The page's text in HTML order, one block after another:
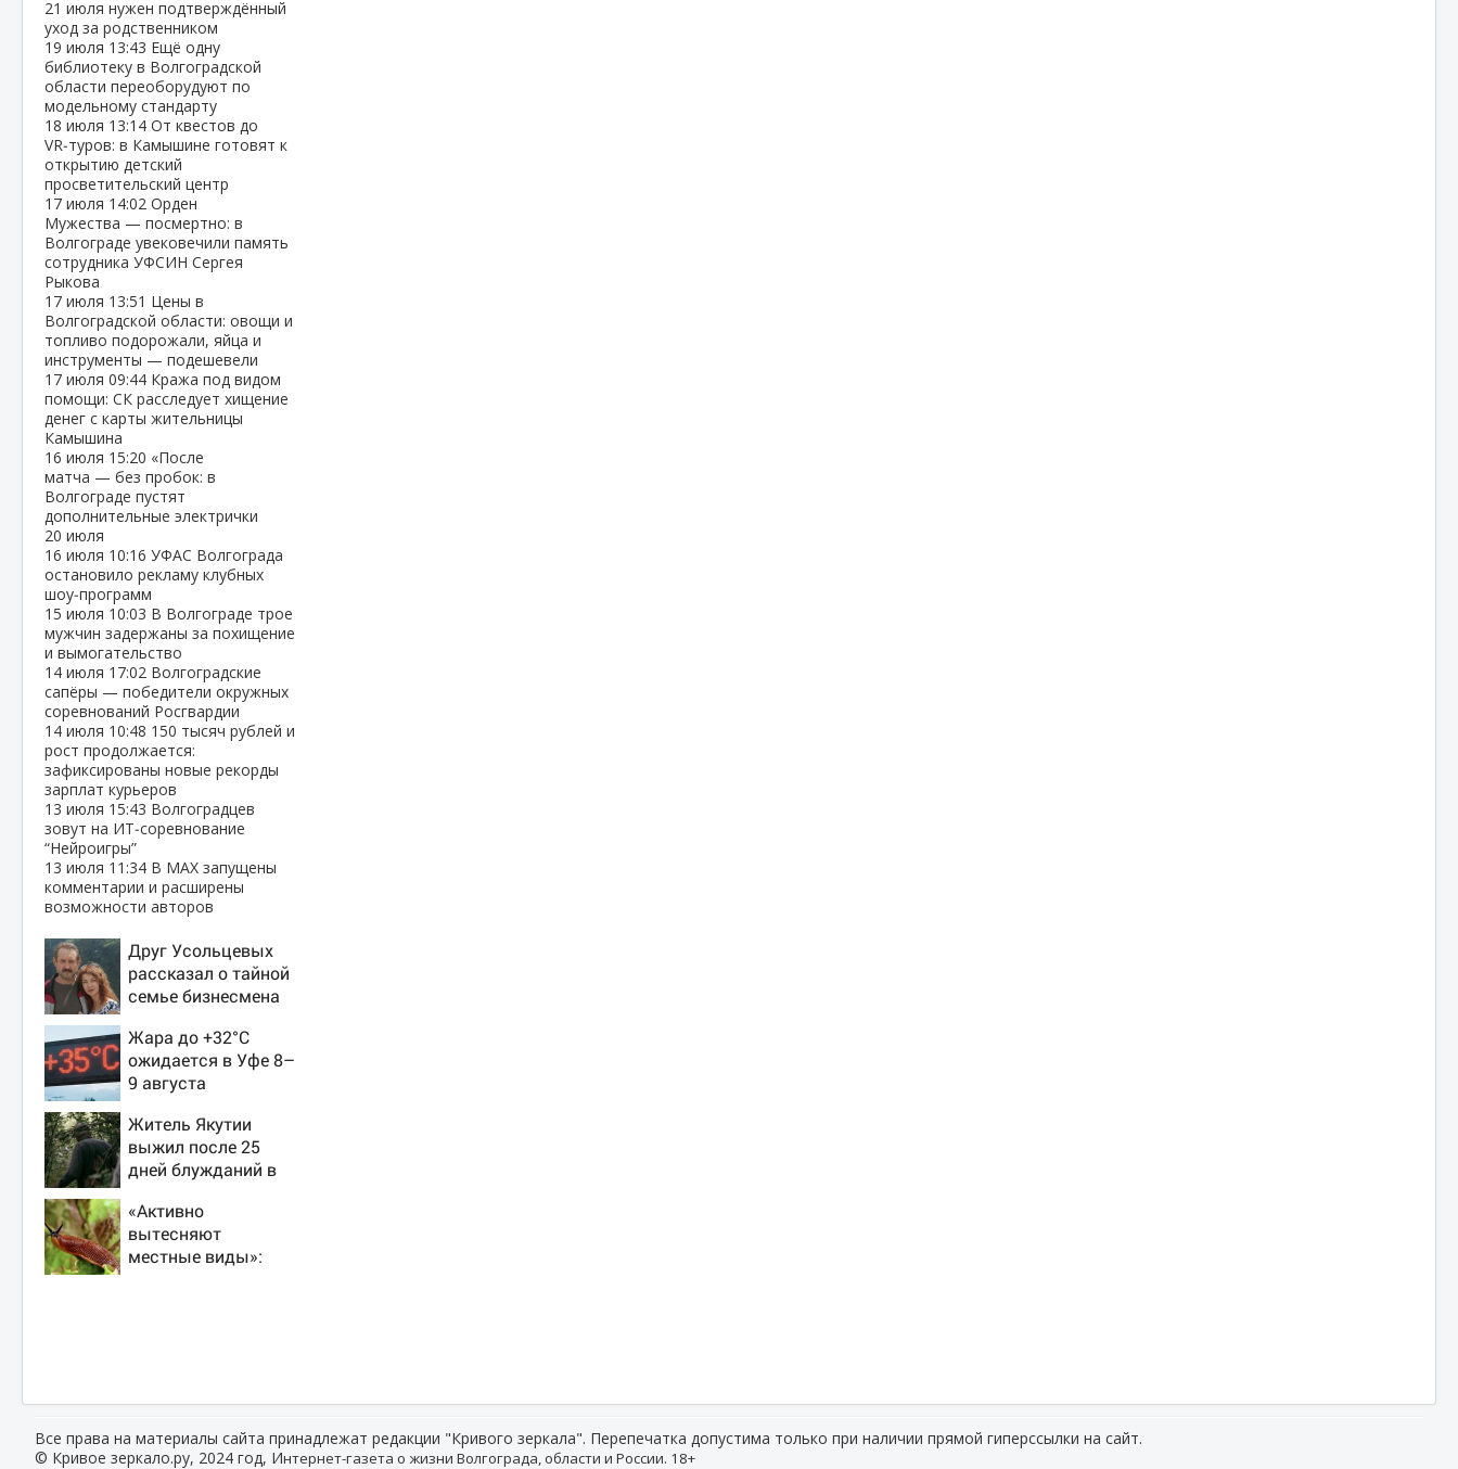
21 июля нужен подтверждённый
уход за родственником
19 июля 13:43 Ещё одну
библиотеку в Волгоградской
области переоборудуют по
модельному стандарту
18 июля 13:14 От квестов до
VR‑туров: в Камышине готовят к
открытию детский
просветительский центр
17 июля 14:02 Орден
Мужества — посмертно: в
Волгограде увековечили память
сотрудника УФСИН Сергея
Рыкова
17 июля 13:51 Цены в
Волгоградской области: овощи и
топливо подорожали, яйца и
инструменты — подешевели
17 июля 09:44 Кража под видом
помощи: СК расследует хищение
денег с карты жительницы
Камышина
16 июля 15:20 «После
матча — без пробок: в
Волгограде пустят
дополнительные электрички
20 июля
16 июля 10:16 УФАС Волгограда
остановило рекламу клубных
шоу‑программ
15 июля 10:03 В Волгограде трое
мужчин задержаны за похищение
и вымогательство
14 июля 17:02 Волгоградские
сапёры — победители окружных
соревнований Росгвардии
14 июля 10:48 150 тысяч рублей и
рост продолжается:
зафиксированы новые рекорды
зарплат курьеров
13 июля 15:43 Волгоградцев
зовут на ИТ‑соревнование
“Нейроигры”
13 июля 11:34 В МАХ запущены
комментарии и расширены
возможности авторов
Друг Усольцевых
рассказал о тайной
семье бизнесмена
Жара до +32°C
ожидается в Уфе 8–
9 августа
Житель Якутии
выжил после 25
дней блужданий в
«Активно
вытесняют
местные виды»:
Все права на материалы сайта принадлежат редакции "Кривого зеркала". Перепечатка допустима только при наличии прямой гиперссылки на сайт.
© Кривое зеркало.ру, 2024 год, Интернет-газета о жизни Волгограда, области и России. 18+